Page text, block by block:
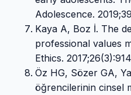
Adolescence.
Kaya A, Boz İ. The
professional values
Ethics.
Öz HG, Sözer GA,
öğrencilerinin cinsel